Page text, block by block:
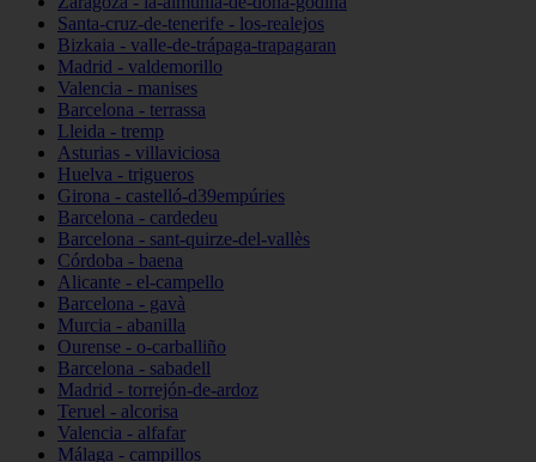
Santa-cruz-de-tenerife - los-realejos
Bizkaia - valle-de-trápaga-trapagaran
Madrid - valdemorillo
Valencia - manises
Barcelona - terrassa
Lleida - tremp
Asturias - villaviciosa
Huelva - trigueros
Girona - castelló-d39empúries
Barcelona - cardedeu
Barcelona - sant-quirze-del-vallès
Córdoba - baena
Alicante - el-campello
Barcelona - gavà
Murcia - abanilla
Ourense - o-carballiño
Barcelona - sabadell
Madrid - torrejón-de-ardoz
Teruel - alcorisa
Valencia - alfafar
Málaga - campillos